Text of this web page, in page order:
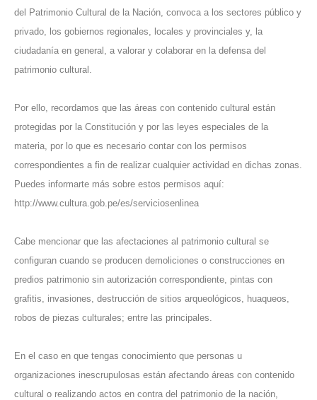
del Patrimonio Cultural de la Nación, convoca a los sectores público y
privado, los gobiernos regionales, locales y provinciales y, la
ciudadanía en general, a valorar y colaborar en la defensa del
patrimonio cultural.
Por ello, recordamos que las áreas con contenido cultural están
protegidas por la Constitución y por las leyes especiales de la
materia, por lo que es necesario contar con los permisos
correspondientes a fin de realizar cualquier actividad en dichas zonas.
Puedes informarte más sobre estos permisos aquí:
http://www.cultura.gob.pe/es/serviciosenlinea
Cabe mencionar que las afectaciones al patrimonio cultural se
configuran cuando se producen demoliciones o construcciones en
predios patrimonio sin autorización correspondiente, pintas con
grafitis, invasiones, destrucción de sitios arqueológicos, huaqueos,
robos de piezas culturales; entre las principales.
En el caso en que tengas conocimiento que personas u
organizaciones inescrupulosas están afectando áreas con contenido
cultural o realizando actos en contra del patrimonio de la nación,